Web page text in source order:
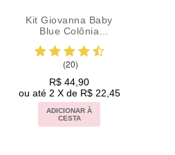
Kit Giovanna Baby
Blue Colônia
Sabonete Vegetal
(20)
R$ 44,90
ou até 2 X de R$ 22,45
ADICIONAR À
CESTA